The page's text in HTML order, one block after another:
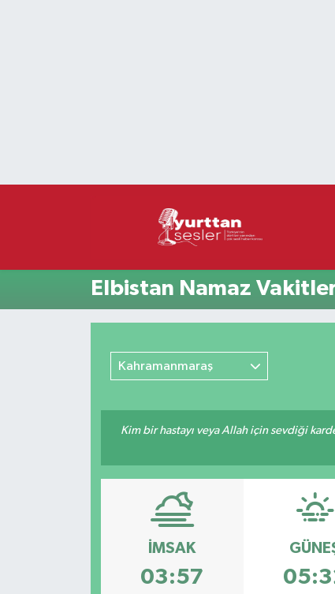
Elbistan Namaz
Kahramanmaraş
Kim bir hastayı veya Allah için sevdiği
İMSAK
03:57
Süper Lig Puan Durumu ve Fikstür